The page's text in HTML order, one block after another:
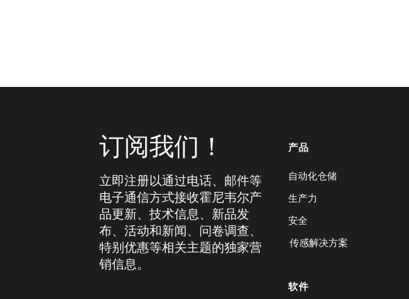
订阅我们！
立即注册以通过电话、邮件等
电子通信方式接收霍尼韦尔产
品更新、技术信息、新品发
布、活动和新闻、问卷调查、
特别优惠等相关主题的独家营
销信息。
产品
自动化仓储
生产力
安全
传感解决方案
软件